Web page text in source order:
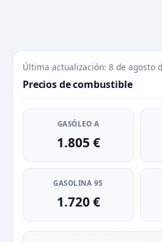
Última actualización: 8 de agosto
Precios de combustible
GASÓLEO A
1.805 €
GASOLINA 95
1.720 €